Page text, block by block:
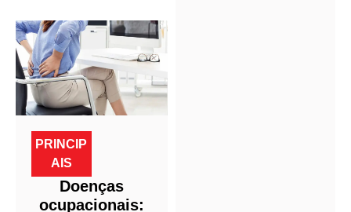
PRINCIP
AIS
Doenças
ocupacionais: